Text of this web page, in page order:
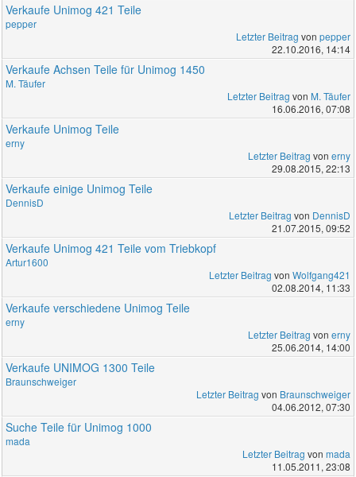
Verkaufe Unimog 421 Teile
pepper
Letzter Beitrag von pepper
22.10.2016, 14:14
Verkaufe Achsen Teile für Unimog 1450
M. Täufer
Letzter Beitrag von M. Täufer
16.06.2016, 07:08
Verkaufe Unimog Teile
erny
Letzter Beitrag von erny
29.08.2015, 22:13
Verkaufe einige Unimog Teile
DennisD
Letzter Beitrag von DennisD
21.07.2015, 09:52
Verkaufe Unimog 421 Teile vom Triebkopf
Artur1600
Letzter Beitrag von Wolfgang421
02.08.2014, 11:33
Verkaufe verschiedene Unimog Teile
erny
Letzter Beitrag von erny
25.06.2014, 14:00
Verkaufe UNIMOG 1300 Teile
Braunschweiger
Letzter Beitrag von Braunschweiger
04.06.2012, 07:30
Suche Teile für Unimog 1000
mada
Letzter Beitrag von mada
11.05.2011, 23:08